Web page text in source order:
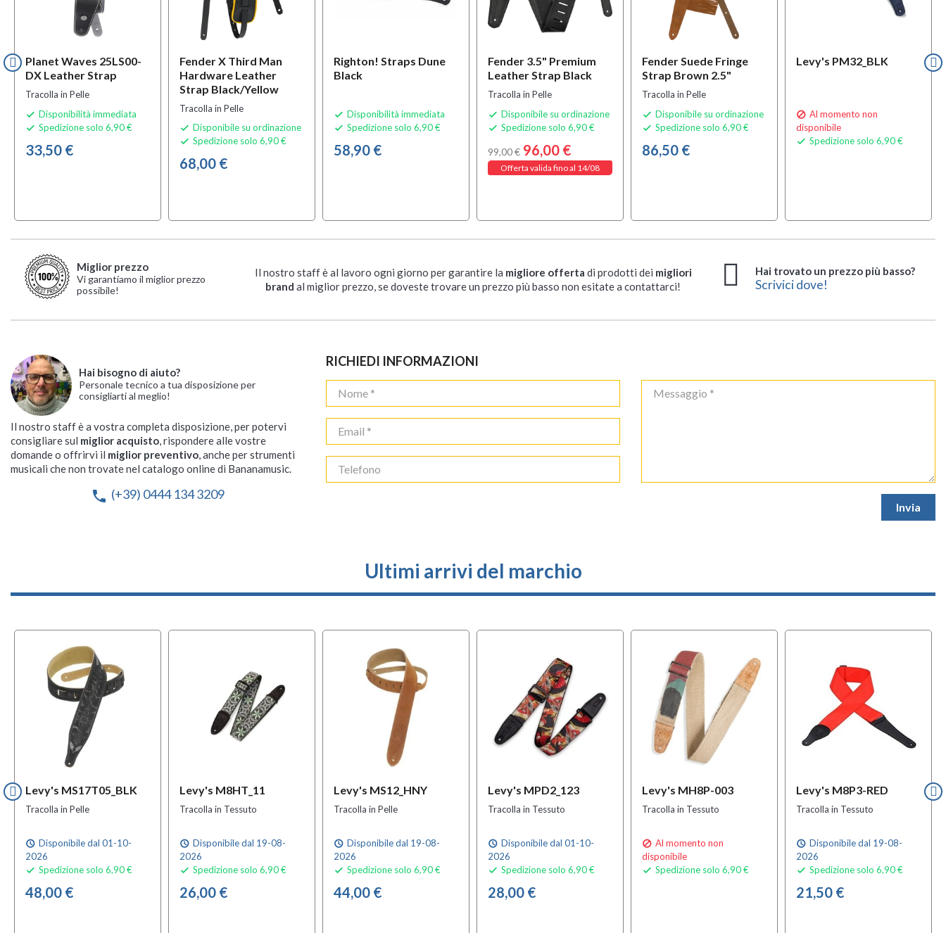
Planet Waves 25LS00-
DX Leather Strap
Tracolla in Pelle
 Disponibilità immediata
 Spedizione solo 6,90 €
33,50 €
Fender X Third Man
Hardware Leather
Strap Black/Yellow
Tracolla in Pelle
 Disponibile su ordinazione
 Spedizione solo 6,90 €
68,00 €
Righton! Straps Dune
Black
 Disponibilità immediata
 Spedizione solo 6,90 €
58,90 €
Fender 3.5" Premium
Leather Strap Black
Tracolla in Pelle
 Disponibile su ordinazione
 Spedizione solo 6,90 €
99,00 € 96,00 €
Offerta valida fino al 14/08
Fender Suede Fringe
Strap Brown 2.5"
Tracolla in Pelle
 Disponibile su ordinazione
 Spedizione solo 6,90 €
86,50 €
Levy's PM32_BLK
 Al momento non
disponibile
 Spedizione solo 6,90 €
Miglior prezzo
Vi garantiamo il miglior prezzo
possibile!
Il nostro staff è al lavoro ogni giorno per garantire la migliore offerta di prodotti dei migliori
brand al miglior prezzo, se doveste trovare un prezzo più basso non esitate a contattarci!
Hai trovato un prezzo più basso?
Scrivici dove!
Hai bisogno di aiuto?
Personale tecnico a tua disposizione per
consigliarti al meglio!
Il nostro staff è a vostra completa disposizione, per potervi
consigliare sul miglior acquisto, rispondere alle vostre
domande o offrirvi il miglior preventivo, anche per strumenti
musicali che non trovate nel catalogo online di Bananamusic.
phone (+39) 0444 134 3209
RICHIEDI INFORMAZIONI
Ultimi arrivi del marchio
Levy's MS17T05_BLK
Tracolla in Pelle
schedule Disponibile dal 01-10-
2026
 Spedizione solo 6,90 €
48,00 €
Levy's M8HT_11
Tracolla in Tessuto
schedule Disponibile dal 19-08-
2026
 Spedizione solo 6,90 €
26,00 €
Levy's MS12_HNY
Tracolla in Pelle
schedule Disponibile dal 19-08-
2026
 Spedizione solo 6,90 €
44,00 €
Levy's MPD2_123
Tracolla in Tessuto
schedule Disponibile dal 01-10-
2026
 Spedizione solo 6,90 €
28,00 €
Levy's MH8P-003
Tracolla in Tessuto
 Al momento non
disponibile
 Spedizione solo 6,90 €
Levy's M8P3-RED
Tracolla in Tessuto
schedule Disponibile dal 19-08-
2026
 Spedizione solo 6,90 €
21,50 €